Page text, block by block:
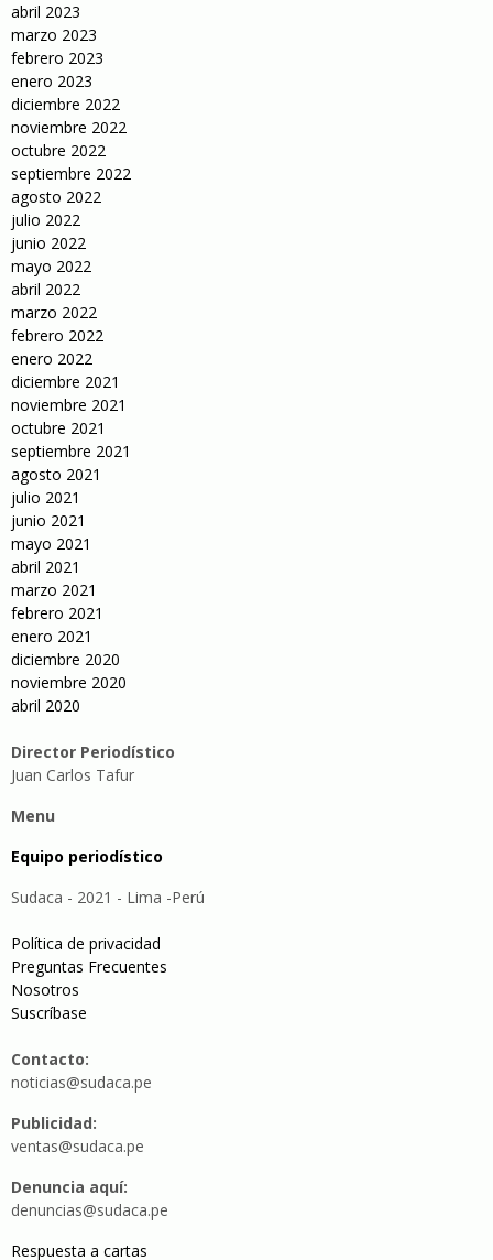
abril 2023
marzo 2023
febrero 2023
enero 2023
diciembre 2022
noviembre 2022
octubre 2022
septiembre 2022
agosto 2022
julio 2022
junio 2022
mayo 2022
abril 2022
marzo 2022
febrero 2022
enero 2022
diciembre 2021
noviembre 2021
octubre 2021
septiembre 2021
agosto 2021
julio 2021
junio 2021
mayo 2021
abril 2021
marzo 2021
febrero 2021
enero 2021
diciembre 2020
noviembre 2020
abril 2020
Director Periodístico
Juan Carlos Tafur
Menu
Equipo periodístico
Sudaca - 2021 - Lima -Perú
Política de privacidad
Preguntas Frecuentes
Nosotros
Suscríbase
Contacto:
noticias@sudaca.pe
Publicidad:
ventas@sudaca.pe
Denuncia aquí:
denuncias@sudaca.pe
Respuesta a cartas